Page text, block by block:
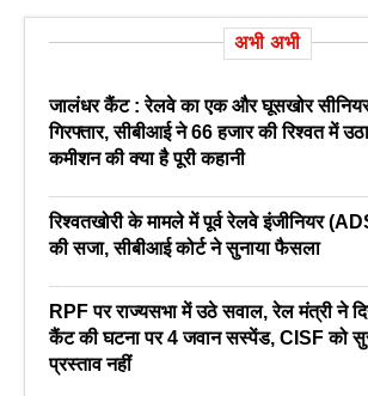
अभी अभी
जालंधर कैंट : रेलवे का एक और घूसखोर
गिरफ्तार, सीबीआई ने 66 हजार की रिश्वत में
कमीशन की क्या है पूरी कहानी
रिश्वतखोरी के मामले में पूर्व रेलवे इंजीनियर
की सजा, सीबीआई कोर्ट ने सुनाया फैसला
RPF पर राज्यसभा में उठे सवाल, रेल मंत्री ने
कैंट की घटना पर 4 जवान सस्पेंड, CISF को
प्रस्ताव नहीं